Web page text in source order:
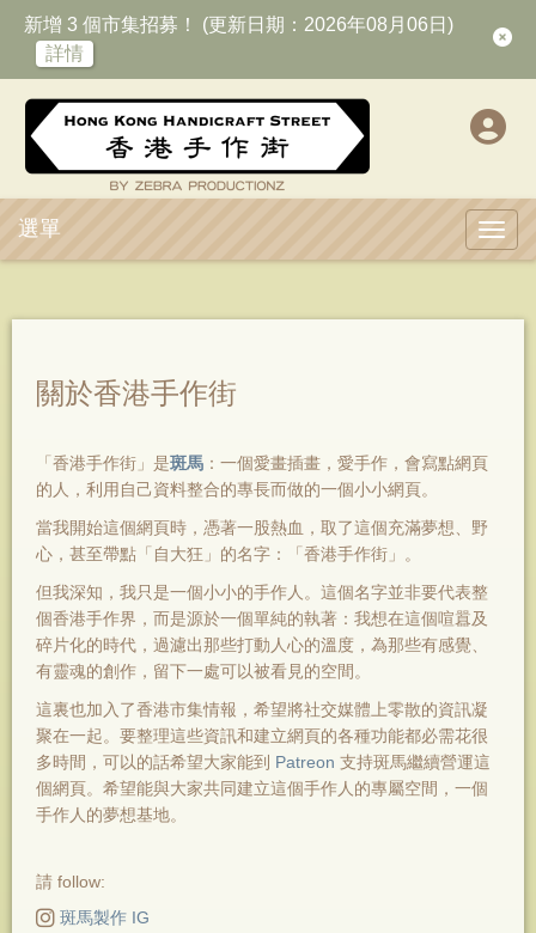
新增 3 個市集招募！ (更新日期：2026年08月06日)
詳情
選單
關於香港手作街
「香港手作街」是斑馬 ：一個愛畫插畫，愛手作，會寫點網頁
的人，利用自己資料整合的專長而做的一個小小網頁。
當我開始這個網頁時，憑著一股熱血，取了這個充滿夢想、野
心，甚至帶點「自大狂」的名字：「香港手作街」。
但我深知，我只是一個小小的手作人。這個名字並非要代表整
個香港手作界，而是源於一個單純的執著：我想在這個喧囂及
碎片化的時代，過濾出那些打動人心的溫度，為那些有感覺、
有靈魂的創作，留下一處可以被看見的空間。
這裏也加入了香港市集情報，希望將社交媒體上零散的資訊凝
聚在一起。要整理這些資訊和建立網頁的各種功能都必需花很
多時間，可以的話希望大家能到 Patreon 支持斑馬繼續營運這
個網頁。希望能與大家共同建立這個手作人的專屬空間，一個
手作人的夢想基地。
請 follow:
斑馬製作 IG